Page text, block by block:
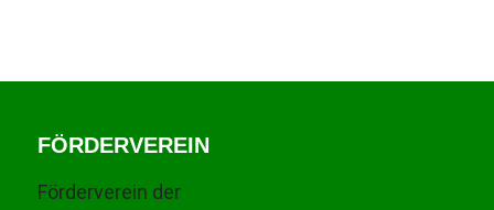
FÖRDERVEREIN
Förderverein der